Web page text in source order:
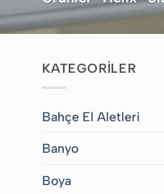
KATEGORİLER
Bahçe El Aletleri
Banyo
Boya